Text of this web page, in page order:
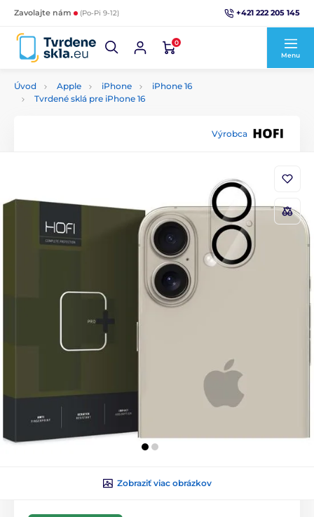
Zavolajte nám (Po-Pi 9-12) +421 222 205 145
0
Menu
Úvod Apple iPhone
iPhone 16
Tvrdené sklá pre iPhone 16
Výrobca
Zobraziť viac obrázkov